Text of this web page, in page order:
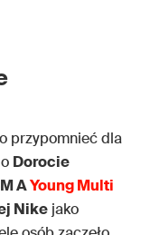
przypomnieć dla
Dorocie
AYoung Multi
Nike jako